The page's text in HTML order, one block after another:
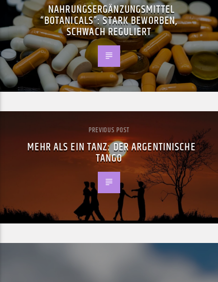
NAHRUNGSERGÄNZUNGSMITTEL
“BOTANICALS”: STARK BEWORBEN,
SCHWACH REGULIERT
PREVIOUS POST
MEHR ALS EIN TANZ: DER ARGENTINISCHE
TANGO